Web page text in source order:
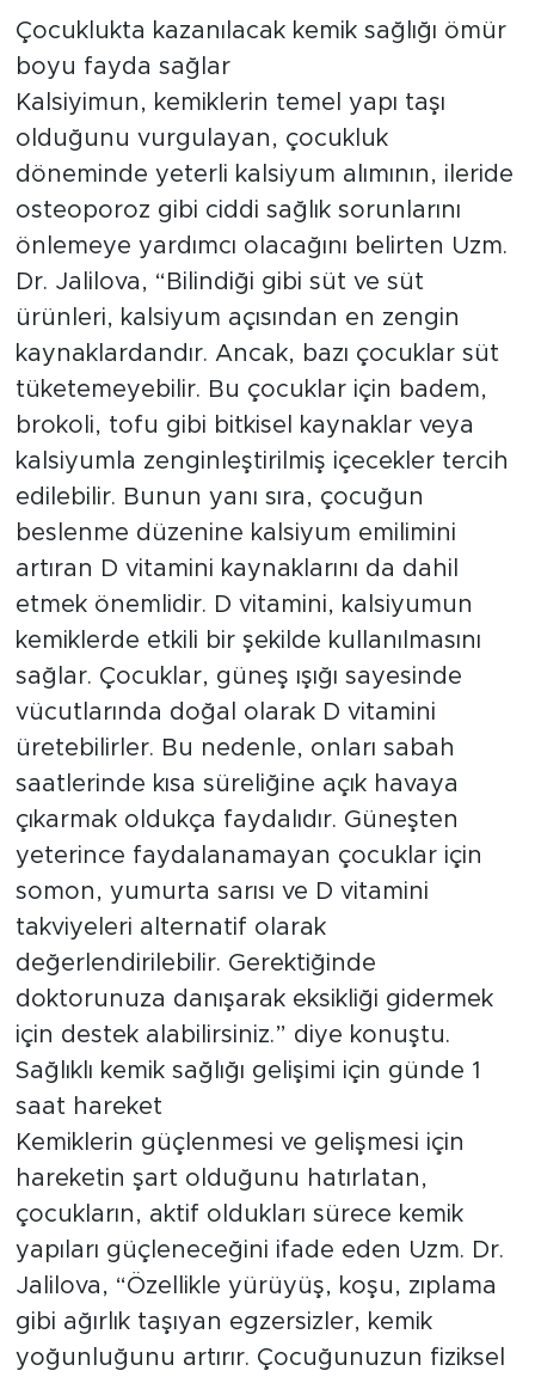
Çocuklukta kazanılacak kemik sağlığı ömür
boyu fayda sağlar
Kalsiyimun, kemiklerin temel yapı taşı
olduğunu vurgulayan, çocukluk
döneminde yeterli kalsiyum alımının, ileride
osteoporoz gibi ciddi sağlık sorunlarını
önlemeye yardımcı olacağını belirten Uzm.
Dr. Jalilova, “Bilindiği gibi süt ve süt
ürünleri, kalsiyum açısından en zengin
kaynaklardandır. Ancak, bazı çocuklar süt
tüketemeyebilir. Bu çocuklar için badem,
brokoli, tofu gibi bitkisel kaynaklar veya
kalsiyumla zenginleştirilmiş içecekler tercih
edilebilir. Bunun yanı sıra, çocuğun
beslenme düzenine kalsiyum emilimini
artıran D vitamini kaynaklarını da dahil
etmek önemlidir. D vitamini, kalsiyumun
kemiklerde etkili bir şekilde kullanılmasını
sağlar. Çocuklar, güneş ışığı sayesinde
vücutlarında doğal olarak D vitamini
üretebilirler. Bu nedenle, onları sabah
saatlerinde kısa süreliğine açık havaya
çıkarmak oldukça faydalıdır. Güneşten
yeterince faydalanamayan çocuklar için
somon, yumurta sarısı ve D vitamini
takviyeleri alternatif olarak
değerlendirilebilir. Gerektiğinde
doktorunuza danışarak eksikliği gidermek
için destek alabilirsiniz.” diye konuştu.
Sağlıklı kemik sağlığı gelişimi için günde 1
saat hareket
Kemiklerin güçlenmesi ve gelişmesi için
hareketin şart olduğunu hatırlatan,
çocukların, aktif oldukları sürece kemik
yapıları güçleneceğini ifade eden Uzm. Dr.
Jalilova, “Özellikle yürüyüş, koşu, zıplama
gibi ağırlık taşıyan egzersizler, kemik
yoğunluğunu artırır. Çocuğunuzun fiziksel